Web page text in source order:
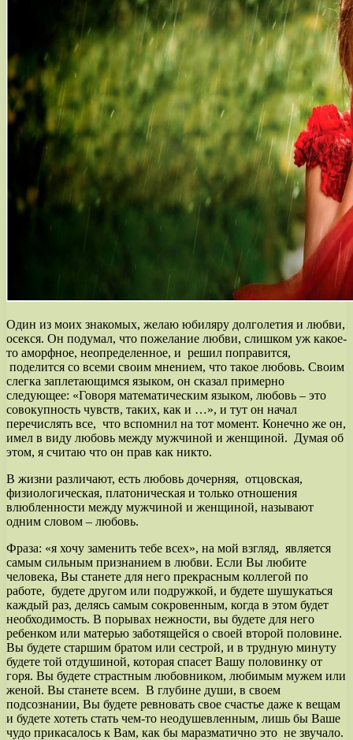
Один из моих знакомых, желаю юбиляру долголетия и любви,
осекся. Он подумал, что пожелание любви, слишком уж какое-
то аморфное, неопределенное, и решил поправится,
поделится со всеми своим мнением, что такое любовь. Своим
слегка заплетающимся языком, он сказал примерно
следующее: «Говоря математическим языком, любовь – это
совокупность чувств, таких, как и …», и тут он начал
перечислять все, что вспомнил на тот момент. Конечно же он,
имел в виду любовь между мужчиной и женщиной. Думая об
этом, я считаю что он прав как никто.
В жизни различают, есть любовь дочерняя, отцовская,
физиологическая, платоническая и только отношения
влюбленности между мужчиной и женщиной, называют
одним словом – любовь.
Фраза: «я хочу заменить тебе всех», на мой взгляд, является
самым сильным признанием в любви. Если Вы любите
человека, Вы станете для него прекрасным коллегой по
работе, будете другом или подружкой, и будете шушукаться
каждый раз, делясь самым сокровенным, когда в этом будет
необходимость. В порывах нежности, вы будете для него
ребенком или матерью заботящейся о своей второй половине.
Вы будете старшим братом или сестрой, и в трудную минуту
будете той отдушиной, которая спасет Вашу половинку от
горя. Вы будете страстным любовником, любимым мужем или
женой. Вы станете всем. В глубине души, в своем
подсознании, Вы будете ревновать свое счастье даже к вещам
и будете хотеть стать чем-то неодушевленным, лишь бы Ваше
чудо прикасалось к Вам, как бы маразматично это не звучало.